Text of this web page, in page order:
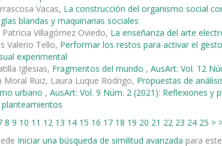
Vacas, La construcción del organismo social
blandas y maquinarias sociales
Patricia Villagómez Oviedo, La enseñanza del arte
Valerio Tello, Performar los restos para activar el gesto
experimental
Iglesias, Fragmentos del mundo , AusArt: Vol. 12
Moral Ruiz, Laura Luque Rodrigo, Propuestas de
urbano , AusArt: Vol. 9 Núm. 2 (2021): Reflexiones
8 9 10 11 12 13 14 15 16 17 18 19 20 21 22 23 24 25 >
Iniciar una búsqueda de similitud avanzada para